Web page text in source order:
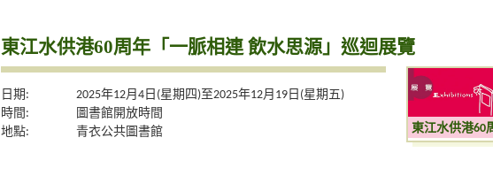
東江水供港60周年「一脈相連 飲水思源」巡迴展覽
日期:
2025年12月4日(星期四)至2025年12月19日(星期五)
時間:
圖書館開放時間
地點:
青衣公共圖書館